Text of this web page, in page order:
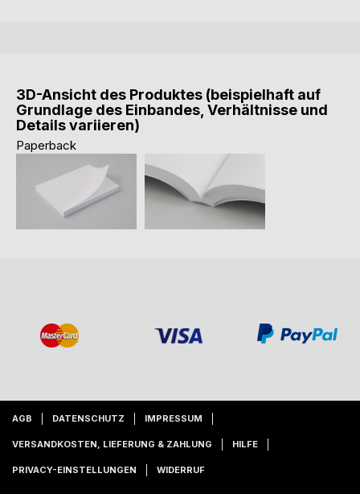
3D-Ansicht des Produktes (beispielhaft auf
Grundlage des Einbandes, Verhältnisse und
Details variieren)
Paperback
AGB DATENSCHUTZ IMPRESSUM
VERSANDKOSTEN, LIEFERUNG & ZAHLUNG HILFE
PRIVACY-EINSTELLUNGEN WIDERRUF